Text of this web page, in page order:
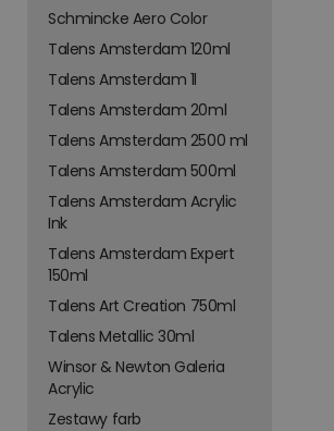
Schmincke Aero Color
Talens Amsterdam 120ml
Talens Amsterdam 1l
Talens Amsterdam 20ml
Talens Amsterdam 2500 ml
Talens Amsterdam 500ml
Talens Amsterdam Acrylic
Ink
Talens Amsterdam Expert
150ml
Talens Art Creation 750ml
Talens Metallic 30ml
Winsor & Newton Galeria
Acrylic
Zestawy farb